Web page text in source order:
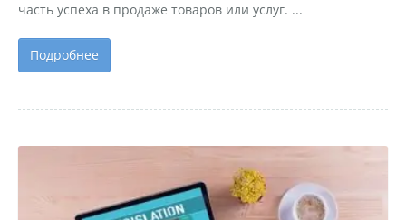
часть успеха в продаже товаров или услуг. ...
Подробнее